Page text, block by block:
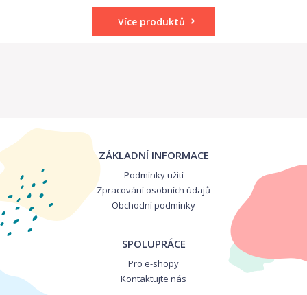
Více produktů
ZÁKLADNÍ INFORMACE
Podmínky užití
Zpracování osobních údajů
Obchodní podmínky
SPOLUPRÁCE
Pro e-shopy
Kontaktujte nás